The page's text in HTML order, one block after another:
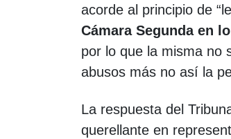
acorde al principio de
Cámara Segunda en
por lo que la misma no
abusos más no así la
La respuesta del
querellante en